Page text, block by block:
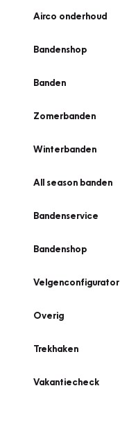
Airco onderhoud
Bandenshop
Banden
Zomerbanden
Winterbanden
All season banden
Bandenservice
Bandenshop
Velgenconfigurator
Overig
Trekhaken
Vakantiecheck